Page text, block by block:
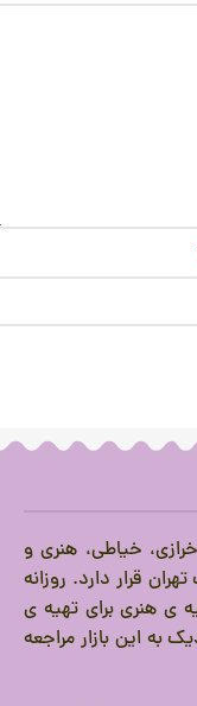
خیاطی، هنری و
قرار دارد. روزانه
ی هنری برای تهیه ی
به این بازار مراجعه